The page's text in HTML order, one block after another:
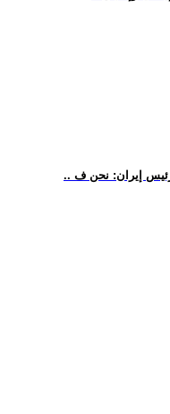
إيران: نحن ف